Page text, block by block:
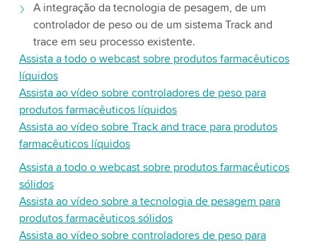
A integração da tecnologia de pesagem, de um
controlador de peso ou de um sistema Track and
trace em seu processo existente.
Assista a todo o webcast sobre produtos farmacêuticos
líquidos
Assista ao vídeo sobre controladores de peso para
produtos farmacêuticos líquidos
Assista ao vídeo sobre Track and trace para produtos
farmacêuticos líquidos
Assista a todo o webcast sobre produtos farmacêuticos
sólidos
Assista ao vídeo sobre a tecnologia de pesagem para
produtos farmacêuticos sólidos
Assista ao vídeo sobre controladores de peso para